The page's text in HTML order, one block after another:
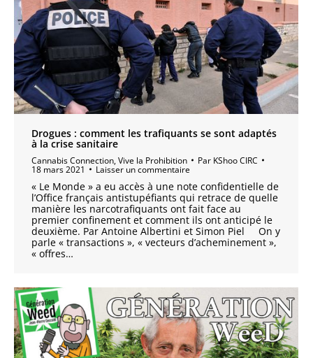
Drogues : comment les trafiquants se sont adaptés
à la crise sanitaire
Cannabis Connection,Vive la Prohibition Par KShoo CIRC
18 mars 2021 Laisser un commentaire
« Le Monde » a eu accès à une note confidentielle de
l’Office français antistupéfiants qui retrace de quelle
manière les narcotrafiquants ont fait face au
premier confinement et comment ils ont anticipé le
deuxième. Par Antoine Albertini et Simon Piel On y
parle « transactions », « vecteurs d’acheminement »,
« offres…